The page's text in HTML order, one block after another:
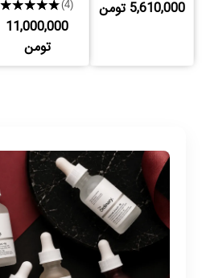
5,610,000 تومن ★★★★★(4)
11,000,000
تومن